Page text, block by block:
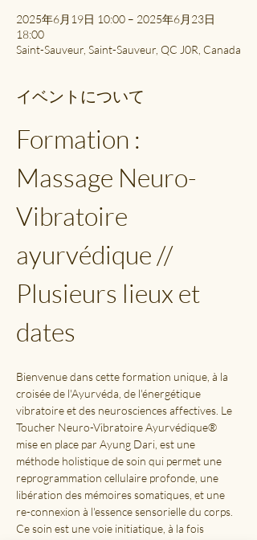
2025年6月19日 10:00 – 2025年6月23日
18:00
Saint-Sauveur, Saint-Sauveur, QC J0R, Canada
イベントについて
Formation :
Massage Neuro-
Vibratoire
ayurvédique //
Plusieurs lieux et
dates
Bienvenue dans cette formation unique, à la
croisée de l'Ayurvéda, de l'énergétique
vibratoire et des neurosciences affectives. Le
Toucher Neuro-Vibratoire Ayurvédique®
mise en place par Ayung Dari, est une
méthode holistique de soin qui permet une
reprogrammation cellulaire profonde, une
libération des mémoires somatiques, et une
re-connexion à l'essence sensorielle du corps.
Ce soin est une voie initiatique, à la fois